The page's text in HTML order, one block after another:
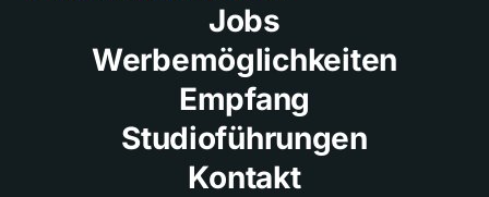
Jobs
Werbemöglichkeiten
Empfang
Studioführungen
Kontakt